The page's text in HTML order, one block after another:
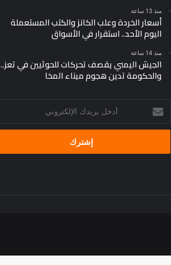
منذ 13 ساعة
أسعار الخردة وعلب الكانز والكتب المستعملة
اليوم الأحد.. استقرار في الأسواق
منذ 14 ساعة
الجيش اليمني يقصف تحركات للحوثيين في تعز..
والحكومة تدين هجوم ميناء المخا
بريدك
الإلكتروني